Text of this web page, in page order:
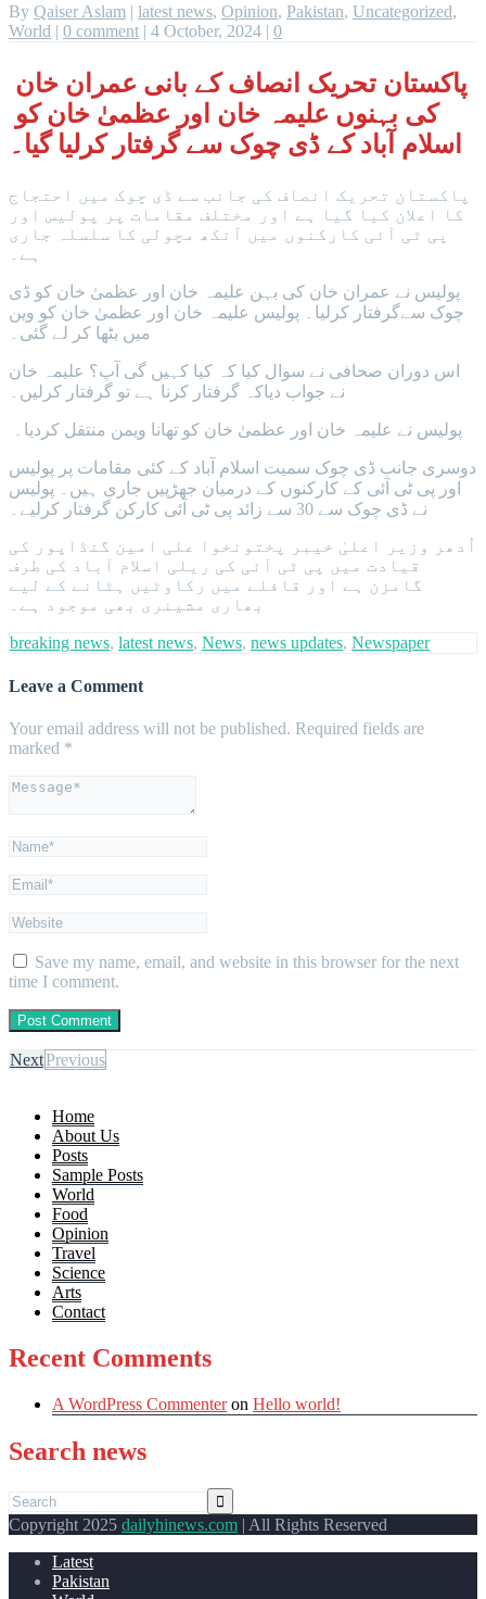
By Qaiser Aslam | latest news, Opinion, Pakistan, Uncategorized,
World | 0 comment | 4 October, 2024 | 0
پاکستان تحریک انصاف کے بانی عمران خان
کی بہنوں علیمہ خان اور عظمیٰ خان کو
اسلام آباد کے ڈی چوک سے گرفتار کرلیا گیا۔
پاکستان تحریک انصاف کی جانب سے ڈی چوک میں احتجاج
کا اعلان کیا گیا ہے اور مختلف مقامات پر پولیس اور
پی ٹی آئی کارکنوں میں آنکھ مچولی کا سلسلہ جاری
ہے۔
پولیس نے عمران خان کی بہن علیمہ خان اور عظمیٰ خان کو ڈی
چوک سےگرفتار کرلیا۔ پولیس علیمہ خان اور عظمیٰ خان کو وین
میں بٹھا کر لے گئی۔
اس دوران صحافی نے سوال کیا کہ کیا کہیں گی آپ؟ علیمہ خان
نے جواب دیاکہ گرفتار کرنا ہے تو گرفتار کرلیں۔
پولیس نے علیمہ خان اور عظمیٰ خان کو تھانا ویمن منتقل کردیا۔
دوسری جانب ڈی چوک سمیت اسلام آباد کے کئی مقامات پر پولیس
اور پی ٹی آئی کے کارکنوں کے درمیان جھڑپیں جاری ہیں۔ پولیس
نے ڈی چوک سے 30 سے زائد پی ٹی آئی کارکن گرفتار کرلیے۔
اُدھر وزیر اعلیٰ خیبر پختونخوا علی امین گنڈاپور کی
قیادت میں پی ٹی آئی کی ریلی اسلام آباد کی طرف
گامزن ہے اور قافلے میں رکاوٹیں ہٹانے کے لیے
بھاری مشینری بھی موجود ہے۔
breaking news, latest news, News, news updates, Newspaper
Leave a Comment
Your email address will not be published. Required fields are
marked *
Save my name, email, and website in this browser for the next
time I comment.
NextPrevious
Home
About Us
Posts
Sample Posts
World
Food
Opinion
Travel
Science
Arts
Contact
Recent Comments
A WordPress Commenteron Hello world!
Search news
Copyright 2025 dailyhinews.com | All Rights Reserved
Latest
Pakistan